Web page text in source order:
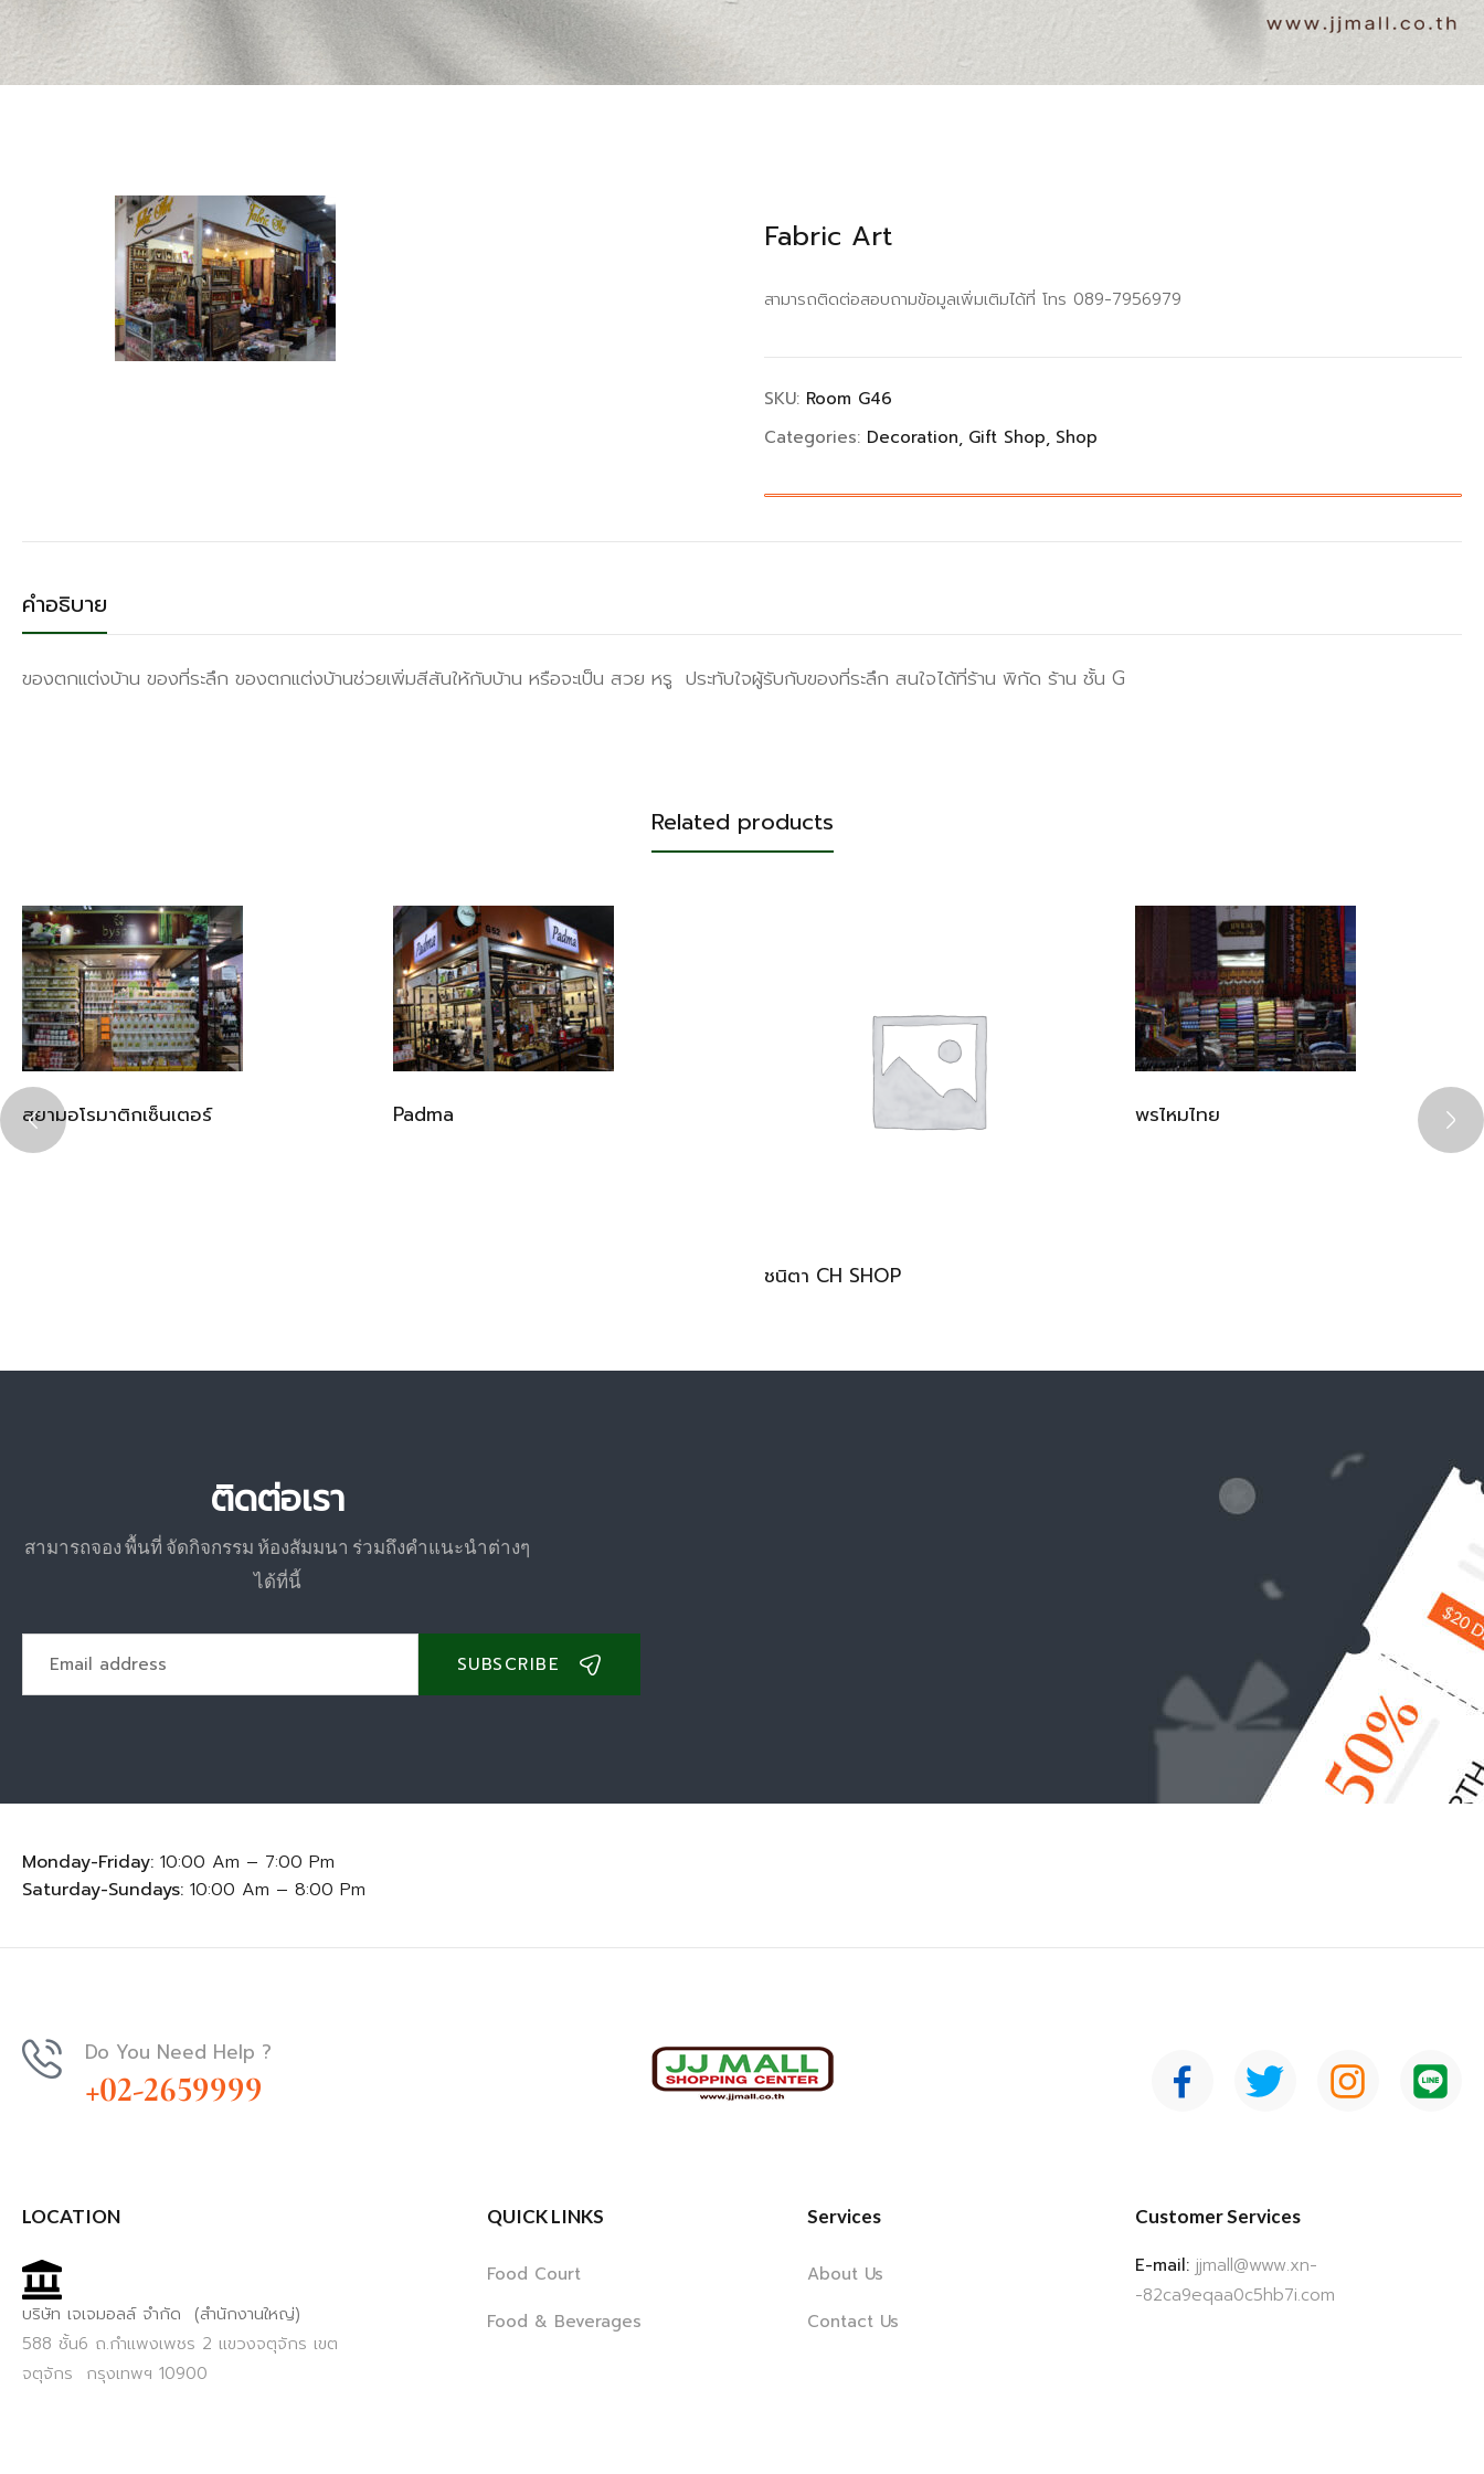
Fabric Art
สามารถติดต่อสอบถามข้อมูลเพิ่มเติมได้ที่ โทร 089-7956979
SKU: Room G46
Categories: Decoration Gift Shop Shop
คำอธิบาย
ของตกแต่งบ้าน ของที่ระลึก ของตกเเต่งบ้านช่วยเพิ่มสีสันให้กับบ้าน หรือจะเป็น สวย หรู ประทับใจผู้รับกับของที่ระลึก สนใจได้ที่ร้าน พิกัด ร้าน ชั้น G
Related products
สยามอโรมาติกเซ็นเตอร์ Padma
ชนิตา CH SHOP
พรไหมไทย
ติดต่อเรา
สามารถจอง พื้นที่ จัดกิจกรรม ห้องสัมมนา ร่วมถึงคำแนะนำต่างๆ
ได้ที่นี้
SUBSCRIBE
Monday-Friday: 10:00 Am – 7:00 Pm
Saturday-Sundays: 10:00 Am – 8:00 Pm
Do You Need Help ?
+02-2659999
LOCATION
บริษัท เจเจมอลล์ จำกัด (สำนักงานใหญ่)
588 ชั้น6 ถ.กำแพงเพชร 2 แขวงจตุจักร เขต
จตุจักร กรุงเทพฯ 10900
QUICK LINKS
Food Court
Food & Beverages
Services
About Us
Contact Us
Customer Services
E-mail: jjmall@www.xn-
-82ca9eqaa0c5hb7i.com